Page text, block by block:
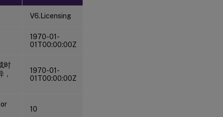
V6.Licensing
1970-01-
01T00:00:00Z
时
1970-01-
01T00:00:00Z
10